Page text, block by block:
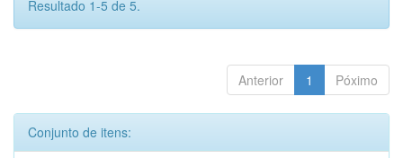
Resultado 1-5 de 5.
Anterior 1 Póximo
Conjunto de itens: